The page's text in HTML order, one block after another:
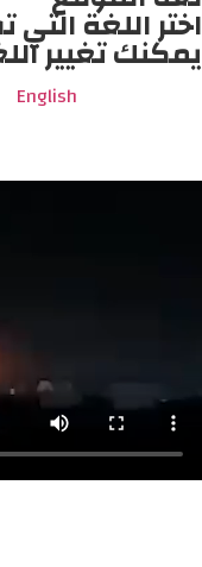
اختر اللغة
يمكنك تغيير
English